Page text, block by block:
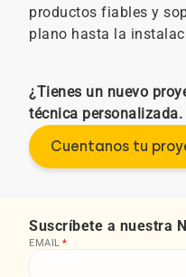
productos fiables y
plano hasta la
¿Tienes un nuevo
técnica personalizada.
Cuentanos tu
Suscríbete a nuestra
EMAIL *